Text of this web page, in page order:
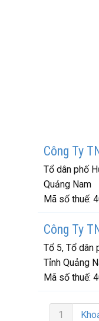
Công Ty
Tổ dân phố
Quảng Nam
Mã số thuế:
Công Ty
Tổ 5, Tổ dân
Tỉnh Quảng
Mã số thuế:
1